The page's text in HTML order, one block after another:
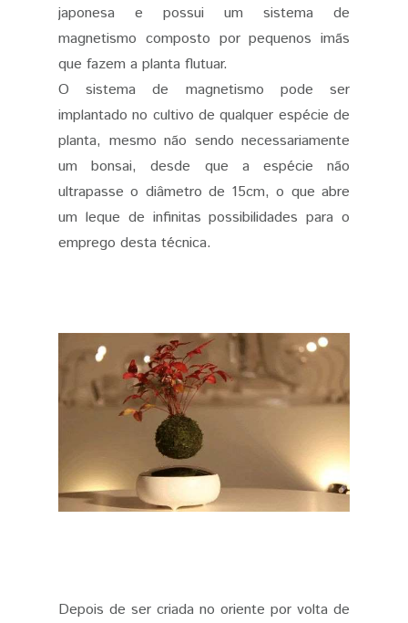
japonesa e possui um sistema de
magnetismo composto por pequenos imãs
que fazem a planta flutuar.
O sistema de magnetismo pode ser
implantado no cultivo de qualquer espécie de
planta, mesmo não sendo necessariamente
um bonsai, desde que a espécie não
ultrapasse o diâmetro de 15cm, o que abre
um leque de infinitas possibilidades para o
emprego desta técnica.
Depois de ser criada no oriente por volta de